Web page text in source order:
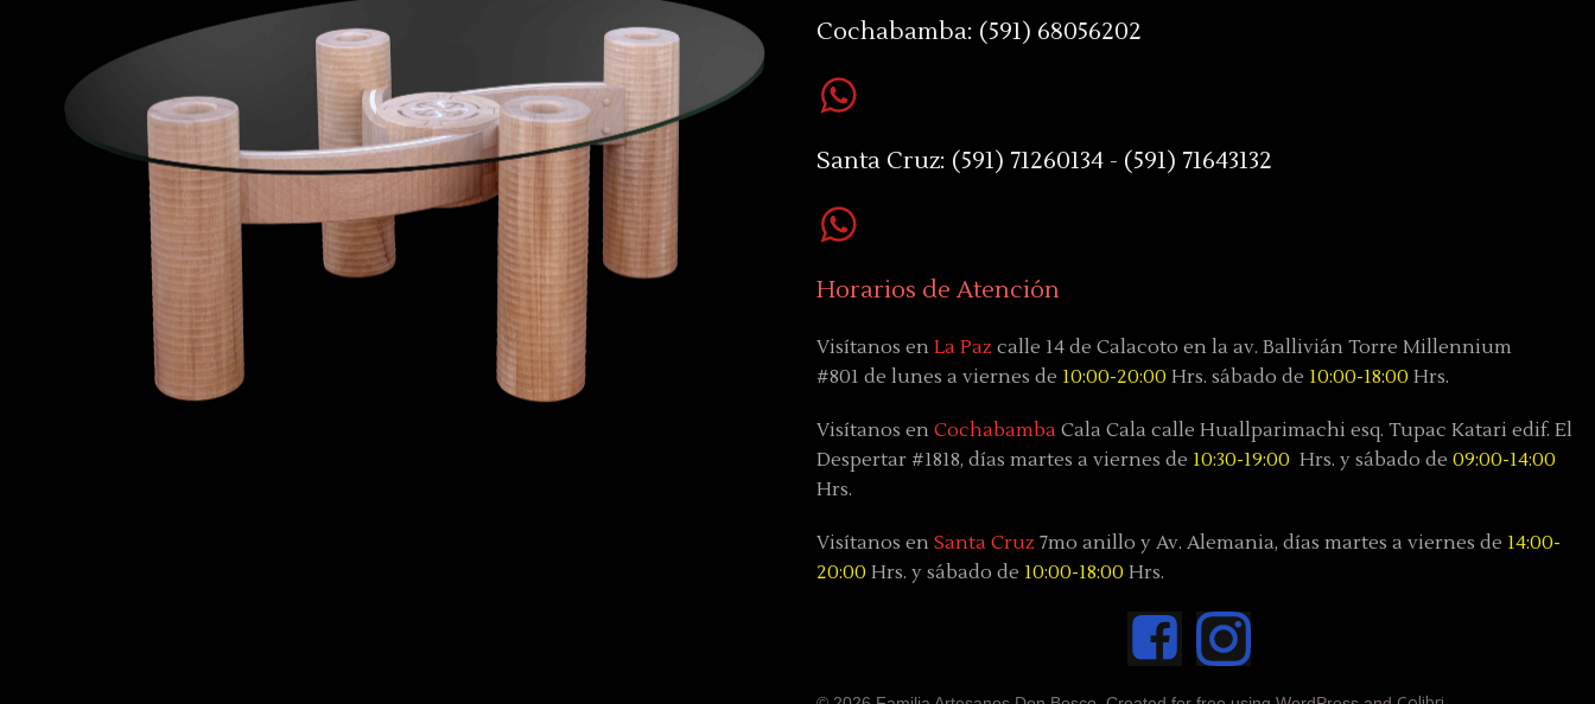
Cochabamba: (591) 68056202
Santa Cruz: (591) 71260134 - (591) 71643132
Horarios de Atención
Visítanos en La Paz calle 14 de Calacoto en la av. Ballivián Torre Millennium
#801 de lunes a viernes de 10:00-20:00 Hrs. sábado de 10:00-18:00 Hrs.
Visítanos en Cochabamba Cala Cala calle Huallparimachi esq. Tupac Katari edif. El
Despertar #1818, días martes a viernes de 10:30-19:00 Hrs. y sábado de 09:00-14:00
Hrs.
Visítanos en Santa Cruz 7mo anillo y Av. Alemania, días martes a viernes de 14:00-
20:00 Hrs. y sábado de 10:00-18:00 Hrs.